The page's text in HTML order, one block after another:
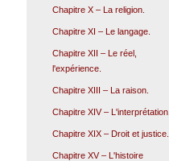
Chapitre X – La religion.
Chapitre XI – Le langage.
Chapitre XII – Le réel,
l'expérience.
Chapitre XIII – La raison.
Chapitre XIV – L'interprétation.
Chapitre XIX – Droit et justice.
Chapitre XV – L'histoire